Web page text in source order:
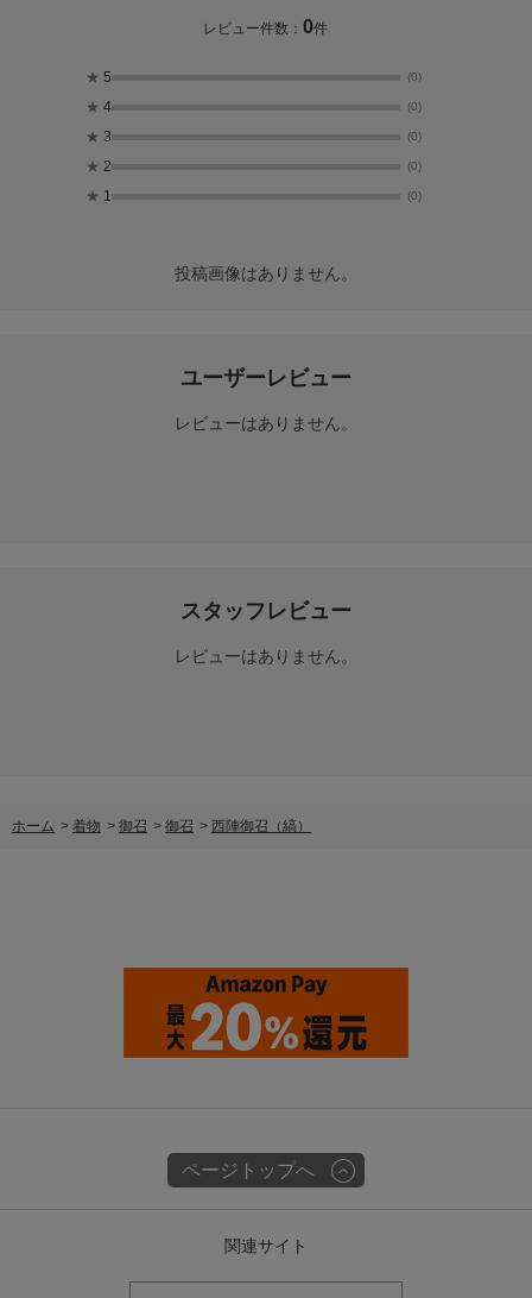
レビュー件数：0件
★ 5 (0)
★ 4 (0)
★ 3 (0)
★ 2 (0)
★ 1 (0)
投稿画像はありません。
ユーザーレビュー
レビューはありません。
スタッフレビュー
レビューはありません。
ホーム > 着物 > 御召 > 御召 > 西陣御召（縞）
ページトップへ
関連サイト